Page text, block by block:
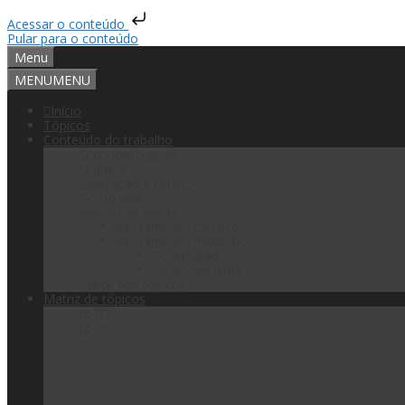
Acessar o conteúdo
Pular para o conteúdo
Menu
MENUMENU
Início
Tópicos
Conteúdo do trabalho
Matriz de tópicos